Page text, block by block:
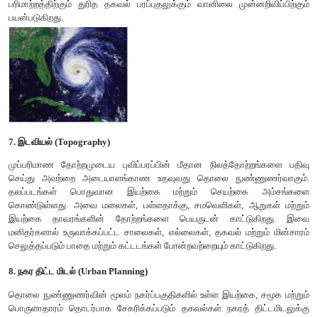
வசதி கொண்ட பகுதிகளும் கடற்படை தளமும் போர்
பகுதியில் அடங்கும்.
தொலை நுண்ணுணர்வின் பயன்பாடுகள்
1. வேளாண்மை
செயற்கை கோள்கள் மறுபார்வையிடுதல் சுழற்சியின் மூலம் ஒரு
பெரிய நாடு வரையிலான பரப்பளவிற்கான தகவல்களை
படைத்தது. இதன் மூலம் வயல் சார்ந்த தகவல்களான
பயிரிடப்பட்ட பரப்பு, பயிர்களின் நிலை அல்லது திறன்
பெறலாம். செயற்கை கோள் தகவல்கள் வேளாண்மையை
நிர்வாகம் செய்தல் போன்ற நுட்ப பணிகளை மேற்கொள்ள
காட்டுத்தீ, காடுகள் அழிப்பு, காடுகள் ஆக்கிரமிப்பு
சுற்றுச்சூழல் ஆர்வலர்களுக்கு மிகவும் சவாலாக உள்ளன.